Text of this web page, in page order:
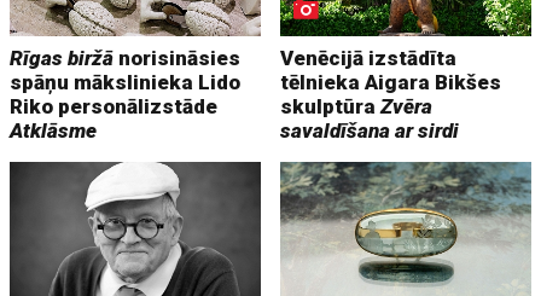
Rīgas biržā norisināsies
spāņu mākslinieka Lido
Riko personālizstāde
Atklāsme
Venēcijā izstādīta
tēlnieka Aigara Bikšes
skulptūraZvēra
savaldīšana ar sirdi